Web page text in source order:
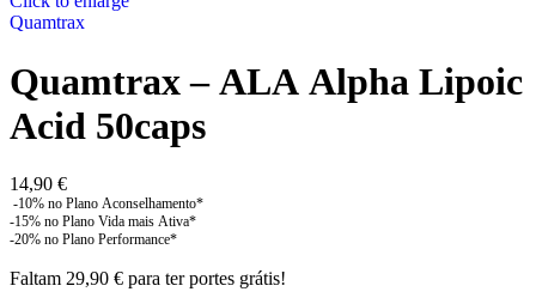
Quamtrax
Quamtrax – ALA Alpha Lipoic
Acid 50caps
14,90 €
Faltam 29,90 € para ter portes grátis!